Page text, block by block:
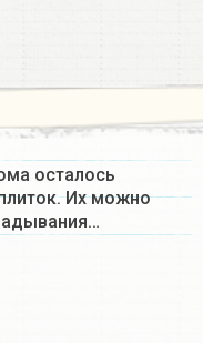
осталось
Их можно